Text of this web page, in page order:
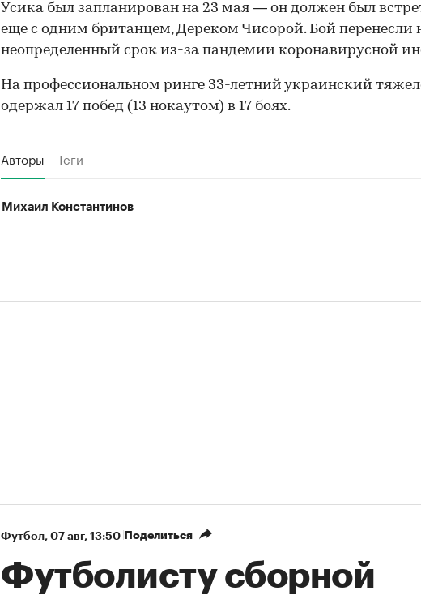
Усика был запланирован на 23 мая — он должен был
еще с одним британцем, Дереком Чисорой. Бой перенесли
неопределенный срок из-за пандемии коронавирусной
На профессиональном ринге 33-летний украинский
одержал 17 побед (13 нокаутом) в 17 боях.
Авторы Теги
Михаил Константинов
Футбол⁠, 07 авг, 13:50 Поделиться
Футболисту сборной